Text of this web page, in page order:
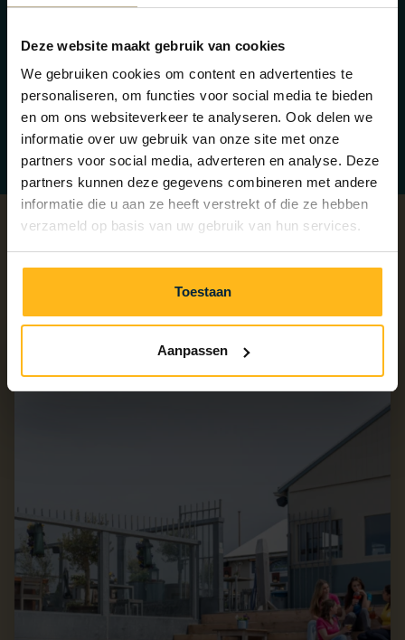
Deze website maakt gebruik van cookies
We gebruiken cookies om content en advertenties te
personaliseren, om functies voor social media te bieden
en om ons websiteverkeer te analyseren. Ook delen we
informatie over uw gebruik van onze site met onze
partners voor social media, adverteren en analyse. Deze
partners kunnen deze gegevens combineren met andere
informatie die u aan ze heeft verstrekt of die ze hebben
verzameld op basis van uw gebruik van hun services.
Toestaan
Aanpassen
safaritenten. Na een dag vol plezier aan het strand of
in de duinen is het heerlijk thuiskomen in je knusse,
voorkeur uit?
Bekijk accommodaties
Ontdek de horeca...